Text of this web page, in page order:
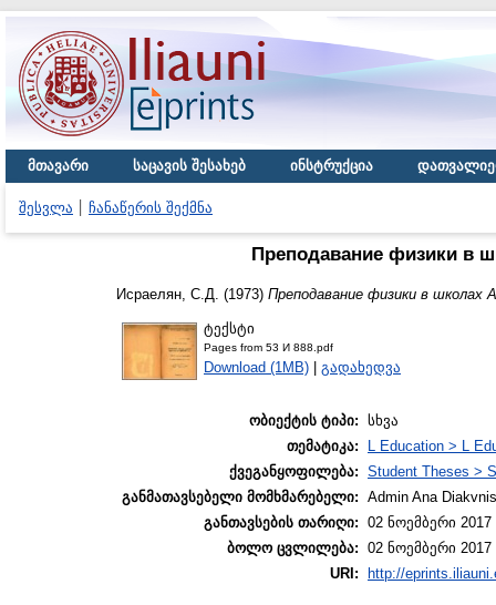
მთავარი საცავის შესახებ ინსტრუქცია
შესვლა ჩანაწერის შექმნა
Преподавание физики в
Исраелян, С.Д. (1973) Преподавание физики в школах
ტექსტი
Pages from 53 И 888.pdf
Download (1MB) | გადახედვა
ობიექტის ტიპი: სხვა
თემატიკა:
L Education > L
ქვეგანყოფილება: Student Theses >
განმათავსებელი მომხმარებელი: Admin Ana
განთავსების თარიღი: 02 ნოემბერი 2017
ბოლო ცვლილება: 02 ნოემბერი 2017
URI:
http://